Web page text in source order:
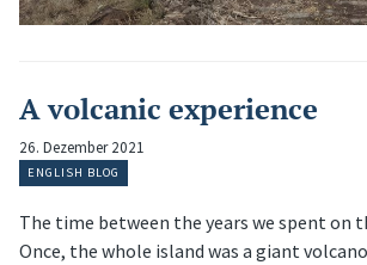
A volcanic experience
26. Dezember 2021
ENGLISH BLOG
The time between the years we spent on
Once, the whole island was a giant